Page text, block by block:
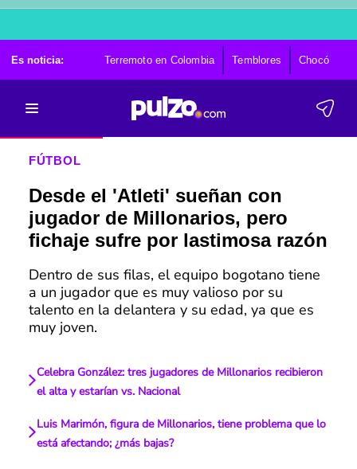
Es noticia: Terremoto en Colombia Temblores Chocó
FÚTBOL
Desde el 'Atleti' sueñan con
jugador de Millonarios, pero
fichaje sufre por lastimosa razón
Dentro de sus filas, el equipo bogotano tiene
a un jugador que es muy valioso por su
talento en la delantera y su edad, ya que es
muy joven.
Celebra González: tres jugadores de Millonarios recibieron
el alta y estarían vs. Nacional
Luis Marimón, figura de Millonarios, tiene problema que lo
está afectando; ¿más bajas?